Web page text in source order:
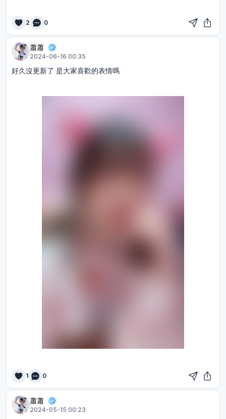
2 0
蕭蕭
2024-06-16 00:35
好久沒更新了 是大家喜歡的表情嗎
1 0
蕭蕭
2024-05-15 00:23